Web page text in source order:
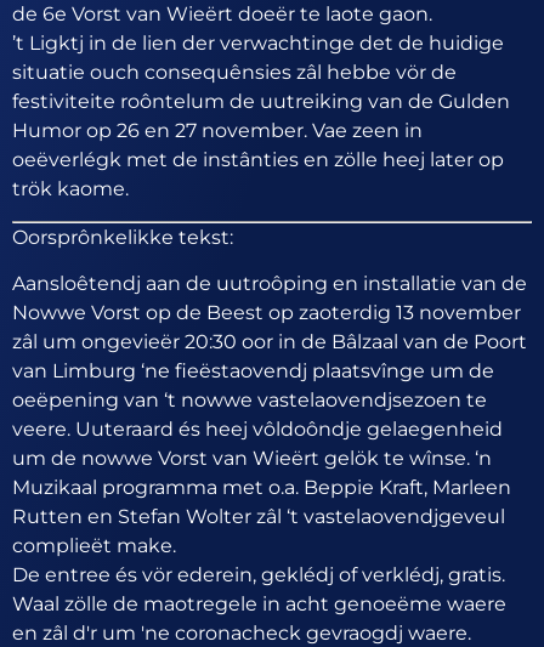
de 6e Vorst van Wieërt doeër te laote gaon.
’t Ligktj in de lien der verwachtinge det de huidige
situatie ouch consequênsies zâl hebbe vör de
festiviteite roôntelum de uutreiking van de Gulden
Humor op 26 en 27 november. Vae zeen in
oeëverlégk met de instânties en zölle heej later op
trök kaome.
Oorsprônkelikke tekst:
Aansloêtendj aan de uutroôping en installatie van de
Nowwe Vorst op de Beest op zaoterdig 13 november
zâl um ongevieër 20:30 oor in de Bâlzaal van de Poort
van Limburg ‘ne fieëstaovendj plaatsvînge um de
oeëpening van ‘t nowwe vastelaovendjsezoen te
veere. Uuteraard és heej vôldoôndje gelaegenheid
um de nowwe Vorst van Wieërt gelök te wînse. ‘n
Muzikaal programma met o.a. Beppie Kraft, Marleen
Rutten en Stefan Wolter zâl ‘t vastelaovendjgeveul
complieët make.
De entree és vör ederein, geklédj of verklédj, gratis.
Waal zölle de maotregele in acht genoeëme waere
en zâl d'r um 'ne coronacheck gevraogdj waere.